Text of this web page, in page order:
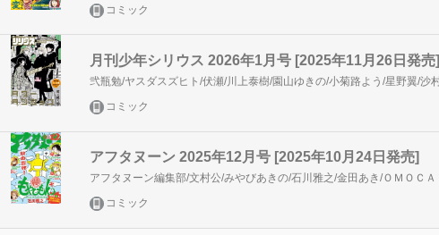
コミック
月刊少年シリウス 2026年1月号 [2025年11月26日発売]
コミック
アフタヌーン 2025年12月号 [2025年10月24日発売]
コミック